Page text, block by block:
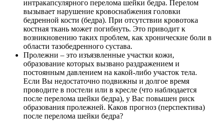
интракапсулярного перелома шейки бедра. Перелом
вызывает нарушение кровоснабжения головки
бедренной кости (бедра). При отсутствии кровотока
костная ткань может погибнуть. Это приводит к
возникновению таких проблем, как хронические боли в
области тазобедренного сустава.
Пролежни – это изъязвленные участки кожи,
образование которых вызвано раздражением и
постоянным давлением на какой-либо участок тела.
Если Вы недостаточно подвижны и долгое время
проводите в постели или в кресле (что наблюдается
после перелома шейки бедра), у Вас повышен риск
образования пролежней. Каков прогноз (перспектива)
после перелома шейки бедра?